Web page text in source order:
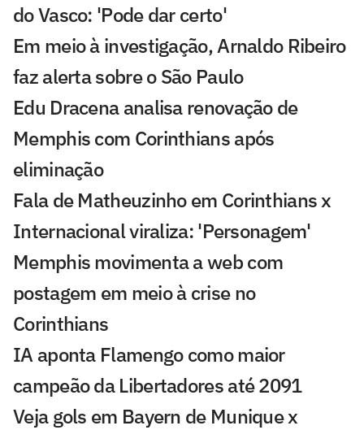
do Vasco: 'Pode dar certo'
Em meio à investigação, Arnaldo Ribeiro
faz alerta sobre o São Paulo
Edu Dracena analisa renovação de
Memphis com Corinthians após
eliminação
Fala de Matheuzinho em Corinthians x
Internacional viraliza: 'Personagem'
Memphis movimenta a web com
postagem em meio à crise no
Corinthians
IA aponta Flamengo como maior
campeão da Libertadores até 2091
Veja gols em Bayern de Munique x